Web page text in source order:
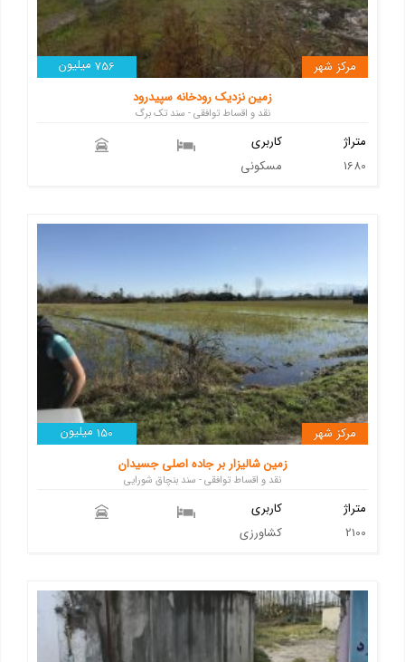
756 میلیون
مرکز شهر
زمین نزدیک رودخانه سپیدرود
نقد و اقساط توافقی - سند تک برگ
کاربری
مسکونی
متراژ
1680
150 میلیون
مرکز شهر
زمین شالیزار بر جاده اصلی جسیدان
نقد و اقساط توافقی - سند بنچاق شورایی
کاربری
کشاورزی
متراژ
2100